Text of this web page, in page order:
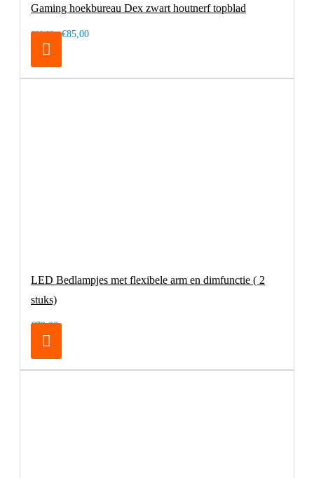
Gaming hoekbureau Dex zwart houtnerf topblad
€99,00 €85,00
LED Bedlampjes met flexibele arm en dimfunctie ( 2
stuks)
€79,00